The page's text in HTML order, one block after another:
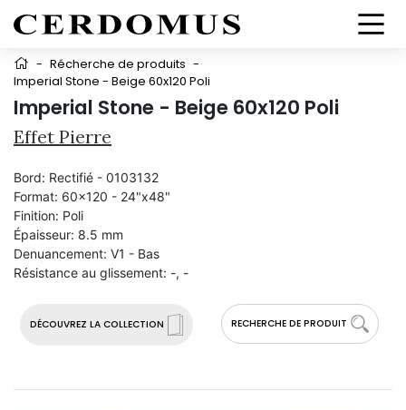
- Récherche de produits -
Imperial Stone - Beige 60x120 Poli
Imperial Stone - Beige 60x120 Poli
Effet Pierre
DÉCOUVREZ LA COLLECTION RECHERCHE DE PRODUIT
Bord: Rectifié - 0103132
Format: 60x120 - 24"x48"
Finition: Poli
Épaisseur: 8.5 mm
Denuancement: V1 - Bas
Résistance au glissement: -, -